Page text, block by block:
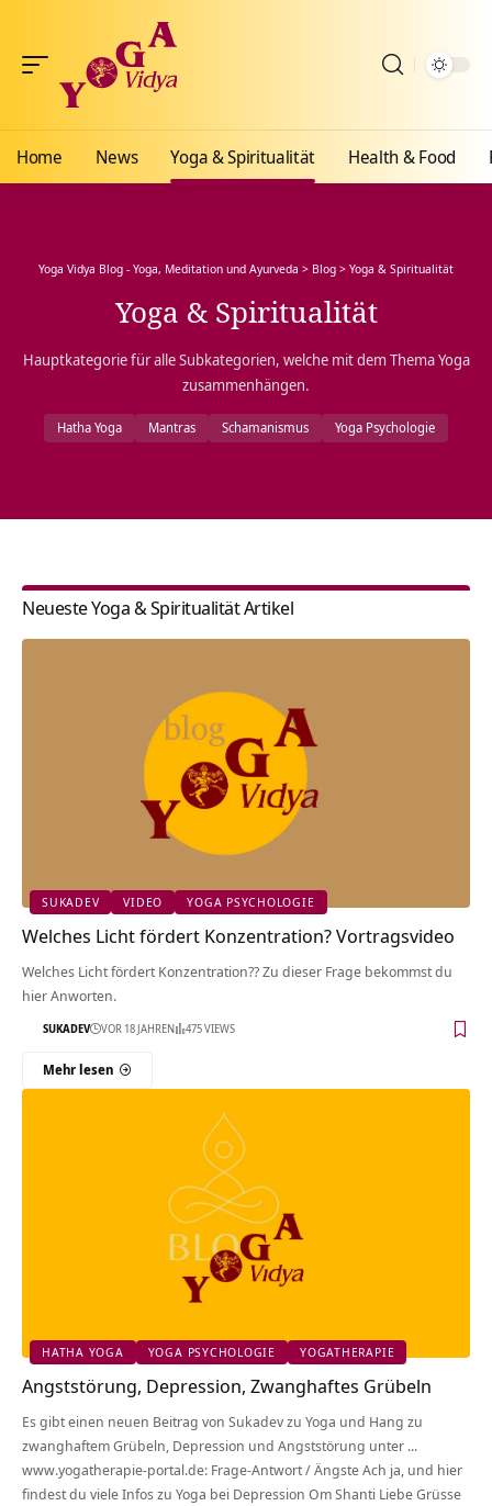
Home News Yoga & Spiritualität Health & Food
Yoga Vidya Blog - Yoga, Meditation und Ayurveda > Blog > Yoga & Spiritualität
Yoga & Spiritualität
Hauptkategorie für alle Subkategorien, welche mit dem Thema Yoga
zusammenhängen.
Hatha Yoga Mantras Schamanismus Yoga Psychologie
Neueste Yoga & Spiritualität Artikel
SUKADEV VIDEO YOGA PSYCHOLOGIE
Welches Licht fördert Konzentration? Vortragsvideo
Welches Licht fördert Konzentration?? Zu dieser Frage bekommst du
hier Anworten.
SUKADEV VOR 18 JAHREN 475 VIEWS
Mehr lesen
HATHA YOGA YOGA PSYCHOLOGIE YOGATHERAPIE
Angststörung, Depression, Zwanghaftes Grübeln
Es gibt einen neuen Beitrag von Sukadev zu Yoga und Hang zu
zwanghaftem Grübeln, Depression und Angststörung unter ...
www.yogatherapie-portal.de: Frage-Antwort / Ängste Ach ja, und hier
findest du viele Infos zu Yoga bei Depression Om Shanti Liebe Grüsse